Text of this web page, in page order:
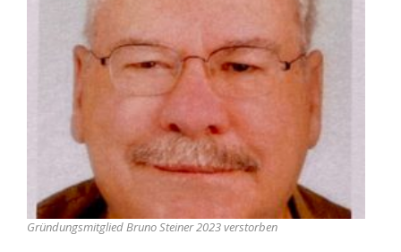
Gründungsmitglied Bruno Steiner 2023 verstorben